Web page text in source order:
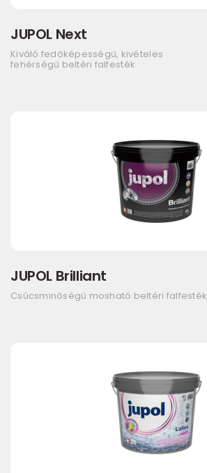
JUPOL Next
Kiváló fedőképességű, kivételes
fehérségű beltéri falfesték
JUPOL Brilliant
Csúcsminőségű mosható beltéri falfesték